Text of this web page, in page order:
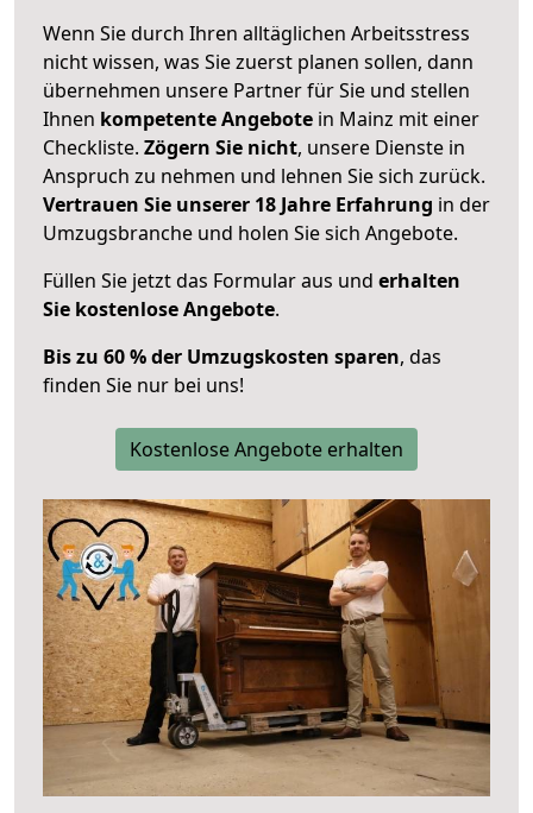
Wenn Sie durch Ihren alltäglichen Arbeitsstress
nicht wissen, was Sie zuerst planen sollen, dann
übernehmen unsere Partner für Sie und stellen
Ihnen kompetente Angebote in Mainz mit einer
Checkliste. Zögern Sie nicht, unsere Dienste in
Anspruch zu nehmen und lehnen Sie sich zurück.
Vertrauen Sie unserer 18 Jahre Erfahrung in der
Umzugsbranche und holen Sie sich Angebote.
Füllen Sie jetzt das Formular aus und erhalten
Sie kostenlose Angebote.
Bis zu 60 % der Umzugskosten sparen, das
finden Sie nur bei uns!
Kostenlose Angebote erhalten